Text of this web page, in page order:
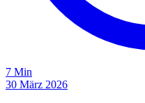
7 Min
30 März 2026